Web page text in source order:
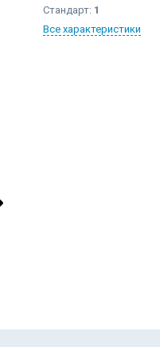
Стандарт: 1
Все характеристики